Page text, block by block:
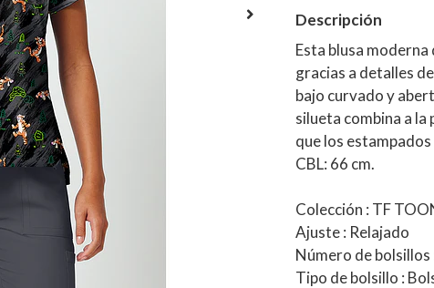
Descripción
Esta blusa
gracias a detalles
bajo curvado y
silueta combina a
que los
CBL: 66 cm.
Colección : TF
Ajuste : Relajado
Número de bolsillos
Tipo de bolsillo :